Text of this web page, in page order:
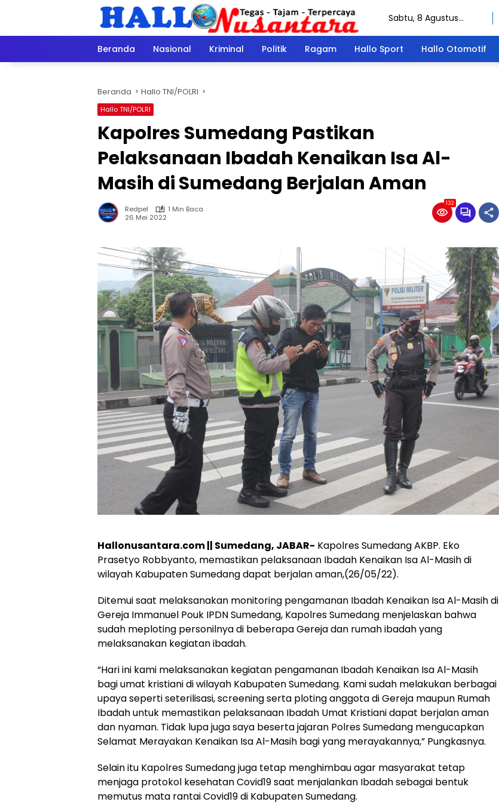
Sabtu, 8 Agustus
Beranda
Nasional Kriminal Politik Ragam Hallo Sport Hallo Otomotif
Beranda Hallo TNI/POLRI
Hallo TNI/POLRI
Kapolres Sumedang Pastikan
Pelaksanaan Ibadah Kenaikan Isa Al-
Masih di Sumedang Berjalan Aman
Redpel
1 Min Baca
26 Mei 2022
132
Hallonusantara.com || Sumedang, JABAR- Kapolres Sumedang AKBP. Eko
Prasetyo Robbyanto, memastikan pelaksanaan Ibadah Kenaikan Isa Al-Masih di
wilayah Kabupaten Sumedang dapat berjalan aman,(26/05/22).
Ditemui saat melaksanakan monitoring pengamanan Ibadah Kenaikan Isa Al-Masih di
Gereja Immanuel Pouk IPDN Sumedang, Kapolres Sumedang menjelaskan bahwa
sudah meploting personilnya di beberapa Gereja dan rumah ibadah yang
melaksanakan kegiatan ibadah.
“Hari ini kami melaksanakan kegiatan pengamanan Ibadah Kenaikan Isa Al-Masih
bagi umat kristiani di wilayah Kabupaten Sumedang. Kami sudah melakukan berbagai
upaya seperti seterilisasi, screening serta ploting anggota di Gereja maupun Rumah
Ibadah untuk memastikan pelaksanaan Ibadah Umat Kristiani dapat berjalan aman
dan nyaman. Tidak lupa juga saya beserta jajaran Polres Sumedang mengucapkan
Selamat Merayakan Kenaikan Isa Al-Masih bagi yang merayakannya,” Pungkasnya.
Selain itu Kapolres Sumedang juga tetap menghimbau agar masyarakat tetap
menjaga protokol kesehatan Covid19 saat menjalankan Ibadah sebagai bentuk
memutus mata rantai Covid19 di Kabupaten Sumedang.
Hukum
Tega! Terkuak
Sosok Terduga
Pembunuh Lansia
di Deli Serdang
Ternyata Oknum
Korban
Peristiwa
Viral…! Seorang
Kakek Diduga
Tunawisma
Dikeluhkan
Penumpang dan
TransJakarta
Karena Bau
Badan
Hukum
Hasil Operasi
Kejahatan
Jalanan, Polsek
Serang Baru
Detik-Detik
Menegangkan
Pencuri Motor di
Lolos di Tengah
Keramaian!